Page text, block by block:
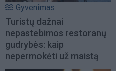
Gyvenimas
Turistų dažnai
nepastebimos restoranų
gudrybės: kaip
nepermokėti už maistą